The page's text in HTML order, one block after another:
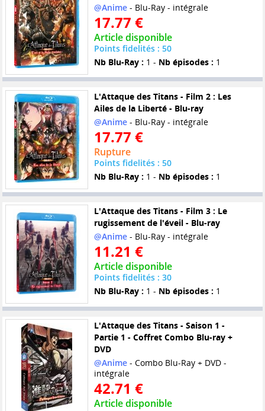
@Anime- Blu-Ray - intégrale
17.77 €
Article disponible
Points fidelités : 50
Nb Blu-Ray : 1 - Nb épisodes : 1
L'Attaque des Titans - Film 2 : Les
Ailes de la Liberté - Blu-ray
@Anime- Blu-Ray - intégrale
17.77 €
Rupture
Points fidelités : 50
Nb Blu-Ray : 1 - Nb épisodes : 1
L'Attaque des Titans - Film 3 : Le
rugissement de l'éveil - Blu-ray
@Anime- Blu-Ray - intégrale
11.21 €
Article disponible
Points fidelités : 30
Nb Blu-Ray : 1 - Nb épisodes : 1
L'Attaque des Titans - Saison 1 -
Partie 1 - Coffret Combo Blu-ray +
DVD
@Anime- Combo Blu-Ray + DVD -
intégrale
42.71 €
Article disponible